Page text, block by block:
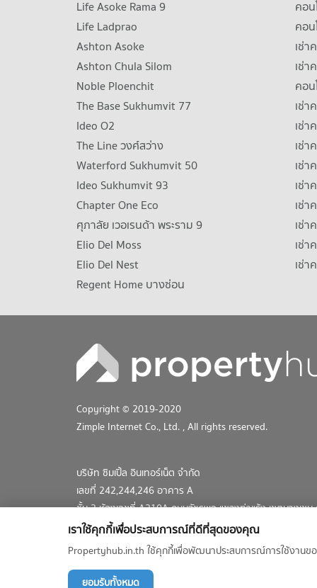
Life Asoke Rama 9
Life Ladprao
Ashton Asoke
Ashton Chula Silom
Noble Ploenchit
The Base Sukhumvit 77
Ideo O2
The Line วงศ์สว่าง
Waterford Sukhumvit 50
Ideo Sukhumvit 93
Chapter One Eco
ศุภาลัย เวอเรนด้า พระราม 9
Elio Del Moss
Elio Del Nest
Regent Home บางซ่อน
คอน
คอ
เช่า
เช่า
คอน
เช่า
เช่า
เช่า
เช่า
เช่
เช่า
เช่า
เช่
เช่า
Copyright © 2019-2020
Zimple Internet Co., Ltd. , All rights reserved.
บริษัท ซิมเปิ้ล อินเทอร์เน็ต จำกัด
เลขที่ 242,244,246 อาคาร A
ชั้น 2 ห้องเลขที่ A210A ถนนวัชรพล แขวงท่าแร้ง เขตบางเข
02-026-3049
support@propertyhub.in.th
เราใช้คุกกี้เพื่อประสบการณ์ที่ดีที่สุดของคุณ
Propertyhub.in.th ใช้คุกกี้เพื่อพัฒนาประสบการณ์การใช้งานขอ
ยอมรับทั้งหมด